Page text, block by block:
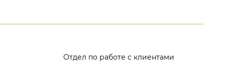
Отдел по работе с клиентами